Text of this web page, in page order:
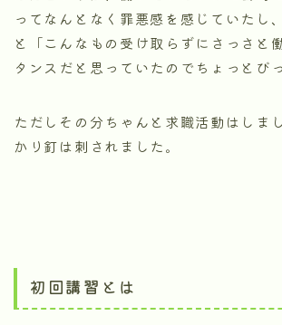
ってなんとなく罪悪感を感じていたし
と「こんなもの受け取らずにさっさと
タンスだと思っていたのでちょっとび
ただしその分ちゃんと求職活動はしま
かり釘は刺されました。
初回講習とは